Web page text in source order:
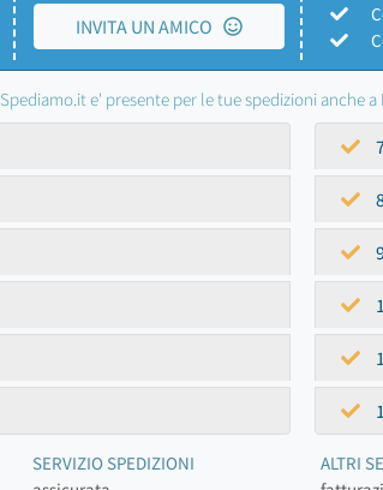
INVITA UN AMICO
Spediamo.it e' presente per le tue spedizioni anche a
SERVIZIO SPEDIZIONI
ALTRI